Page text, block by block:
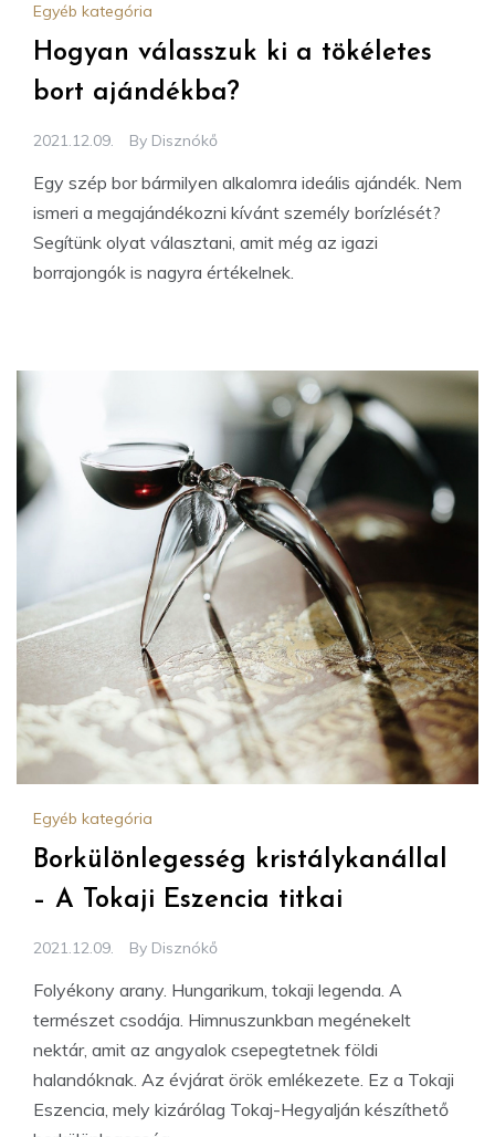
Egyéb kategória
Hogyan válasszuk ki a tökéletes
bort ajándékba?
2021.12.09. By Disznókő
Egy szép bor bármilyen alkalomra ideális ajándék. Nem
ismeri a megajándékozni kívánt személy borízlését?
Segítünk olyat választani, amit még az igazi
borrajongók is nagyra értékelnek.
Egyéb kategória
Borkülönlegesség kristálykanállal
– A Tokaji Eszencia titkai
2021.12.09. By Disznókő
Folyékony arany. Hungarikum, tokaji legenda. A
természet csodája. Himnuszunkban megénekelt
nektár, amit az angyalok csepegtetnek földi
halandóknak. Az évjárat örök emlékezete. Ez a Tokaji
Eszencia, mely kizárólag Tokaj-Hegyalján készíthető